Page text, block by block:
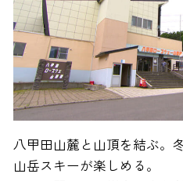
八甲田山麓と山頂を結ぶ。
山岳スキーが楽しめる。